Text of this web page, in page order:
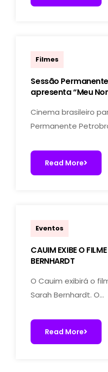
Filmes
Sessão
apresenta “Meu
Cinema brasileiro
Permanente
Read More
Eventos
CAUIM EXIBE O
BERNHARDT
O Cauim exibirá o
Sarah Bernhardt. O…
Read More